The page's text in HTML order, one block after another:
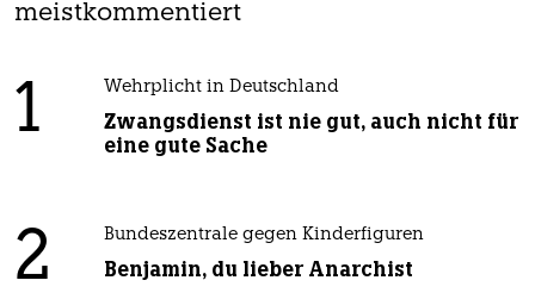
meistkommentiert
1 Wehrplicht in Deutschland
Zwangsdienst ist nie gut, auch nicht für
eine gute Sache
2 Bundeszentrale gegen Kinderfiguren
Benjamin, du lieber Anarchist